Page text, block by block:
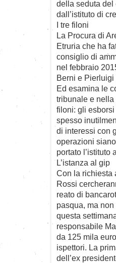
della seduta del
dall’istituto di
I tre filoni
La Procura di
Etruria che ha
consiglio di
nel febbraio
Berni e
Ed esamina le
tribunale e
filoni: gli
spesso
di interessi con
operazioni
portato
L’istanza al gip
Con la richiesta
Rossi
reato di
pasqua, ma
questa
responsabile
da 125 mila
ispettori. La
dell’ex